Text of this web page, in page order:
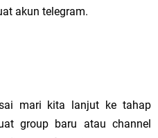
akun telegram.
mari kita lanjut ke tahap
group baru atau channel